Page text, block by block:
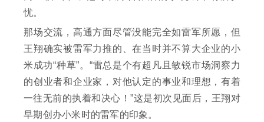
忧。
那场交流，高通方面尽管没能完全如雷军所愿，但
王翔确实被雷军力推的、在当时并不算大企业的小
米成功“种草”。“雷总是个有超凡且敏锐市场洞察力
的创业者和企业家，对他认定的事业和理想，有着
一往无前的执着和决心！”这是初次见面后，王翔对
早期创办小米时的雷军的印象。